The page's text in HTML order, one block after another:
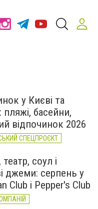
у Києві та
пляжі, басейни,
відпочинок 2026
СПЕЦПРОЄКТ
театр, соул і
джеми: серпень у
Club і Pepper's Club